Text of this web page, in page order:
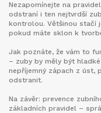
Nezapomínejte na
odstraní i ten nejtvrdší
kontrolou. Většinou stačí
pokud máte sklon k
Jak poznáte, že vám to
– zuby by měly být
nepříjemný zápach z úst,
odstranit.
Na závěr: prevence
základních pravidel –